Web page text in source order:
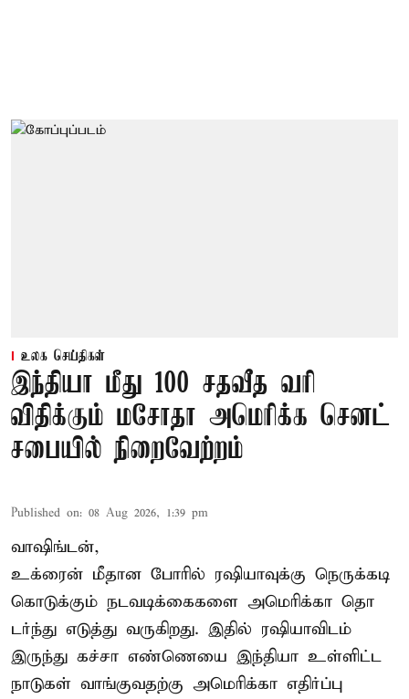
உலக செய்திகள்
இந்தியா மீது 100 சதவீத வரி
விதிக்கும் மசோதா அமெரிக்க செனட்
சபையில் நிறைவேற்றம்
Published on: 08 Aug 2026, 1:39 pm
வாஷிங்டன்,
உக்ரைன் மீதான போரில் ரஷியாவுக்கு நெருக்கடி
கொடுக்கும் நடவடிக்கைகளை அமெரிக்கா தொ
டர்ந்து எடுத்து வருகிறது. இதில் ரஷியாவிடம்
இருந்து கச்சா எண்ணெயை இந்தியா உள்ளிட்ட
நாடுகள் வாங்குவதற்கு அமெரிக்கா எதிர்ப்பு